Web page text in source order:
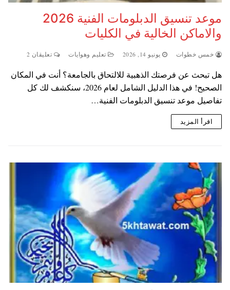
موعد تنسيق الدبلومات الفنية 2026
والاماكن الخالية في الكليات
خمس خطوات يونيو 14, 2026 تعليم وهوايات تعليقان 2
هل تبحث عن فرصتك الذهبية للالتحاق بالجامعة؟ أنت في المكان
الصحيح! في هذا الدليل الشامل لعام 2026، سنكشف لك كل
تفاصيل موعد تنسيق الدبلومات الفنية…
اقرأ المزيد